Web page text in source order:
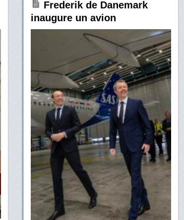
Frederik de Danemark
inaugure un avion